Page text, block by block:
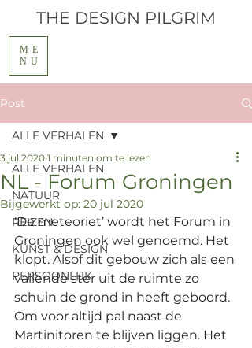
ME
NU
THE DESIGN PILGRIM
Post
ALLE VERHALEN
NATUUR
REIZEN
KUNST & DESIGN
PERSOONLIJK
ALLE VERHALEN
NL - Forum Groningen
3 jul 2020 1 minuten om te lezen
Bijgewerkt op: 20 jul 2020
‘De meteoriet’ wordt het Forum in
Groningen ook wel genoemd. Het
klopt. Alsof dit gebouw zich als een
vallende ster uit de ruimte zo
schuin de grond in heeft geboord.
Om voor altijd pal naast de
Martinitoren te blijven liggen. Het